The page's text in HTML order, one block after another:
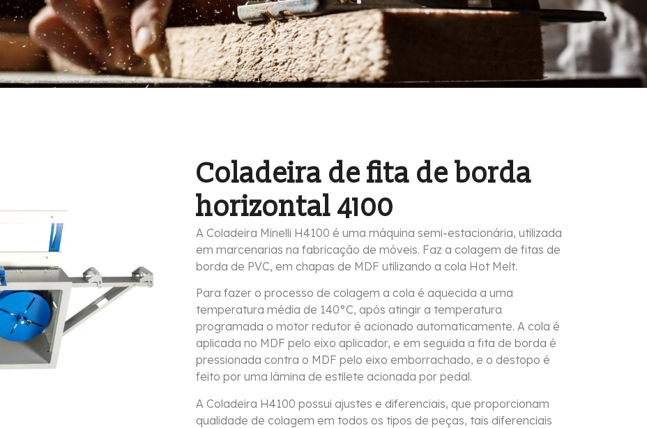
Coladeira de fita de borda
horizontal 4100
A Coladeira Minelli H4100 é uma máquina semi-estacionária, utilizada
em marcenarias na fabricação de móveis. Faz a colagem de fitas de
borda de PVC, em chapas de MDF utilizando a cola Hot Melt.
Para fazer o processo de colagem a cola é aquecida a uma
temperatura média de 140°C, após atingir a temperatura
programada o motor redutor é acionado automaticamente. A cola é
aplicada no MDF pelo eixo aplicador, e em seguida a fita de borda é
pressionada contra o MDF pelo eixo emborrachado, e o destopo é
feito por uma lâmina de estilete acionada por pedal.
A Coladeira H4100 possui ajustes e diferenciais, que proporcionam
qualidade de colagem em todos os tipos de peças, tais diferenciais